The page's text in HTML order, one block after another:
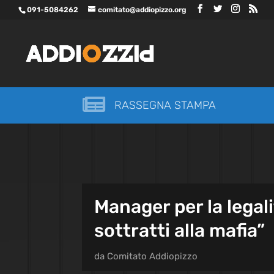
091-5084262 comitato@addiopizzo.org
 RASSEGNA STAMPA
Manager per la
sottratti alla mafia”
da Comitato Addiopizzo